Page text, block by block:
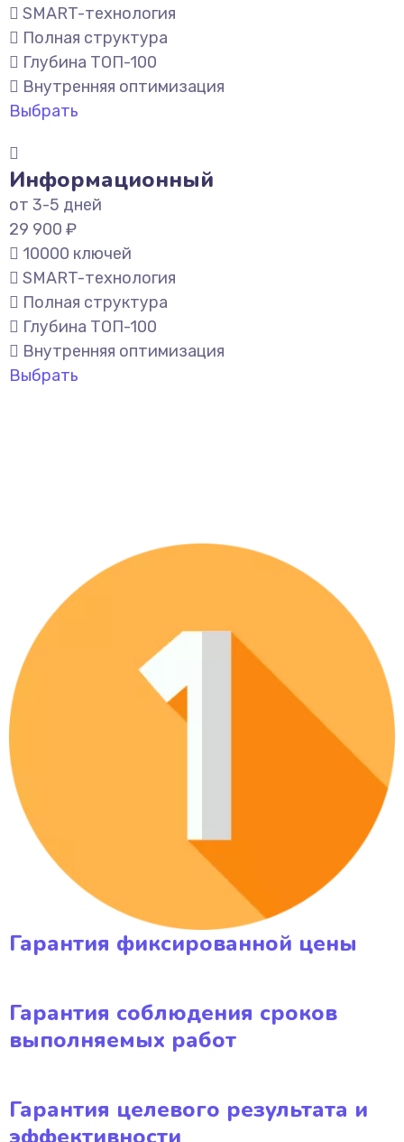
SMART-технология
Полная структура
Глубина ТОП-100
Внутренняя оптимизация
Выбрать
Информационный
от 3-5 дней
29 900 ₽
10000 ключей
SMART-технология
Полная структура
Глубина ТОП-100
Внутренняя оптимизация
Выбрать
Гарантия фиксированной цены
Гарантия соблюдения сроков
выполняемых работ
Гарантия целевого результата и